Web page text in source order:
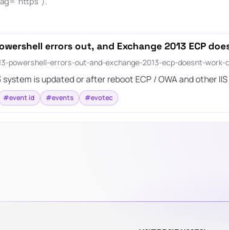
errors out, and Exchange 2013 ECP
powershell-errors-out-and-exchange-2013-ecp-doesnt-
is updated or after reboot ECP / OWA and other
#event id #events #evotec